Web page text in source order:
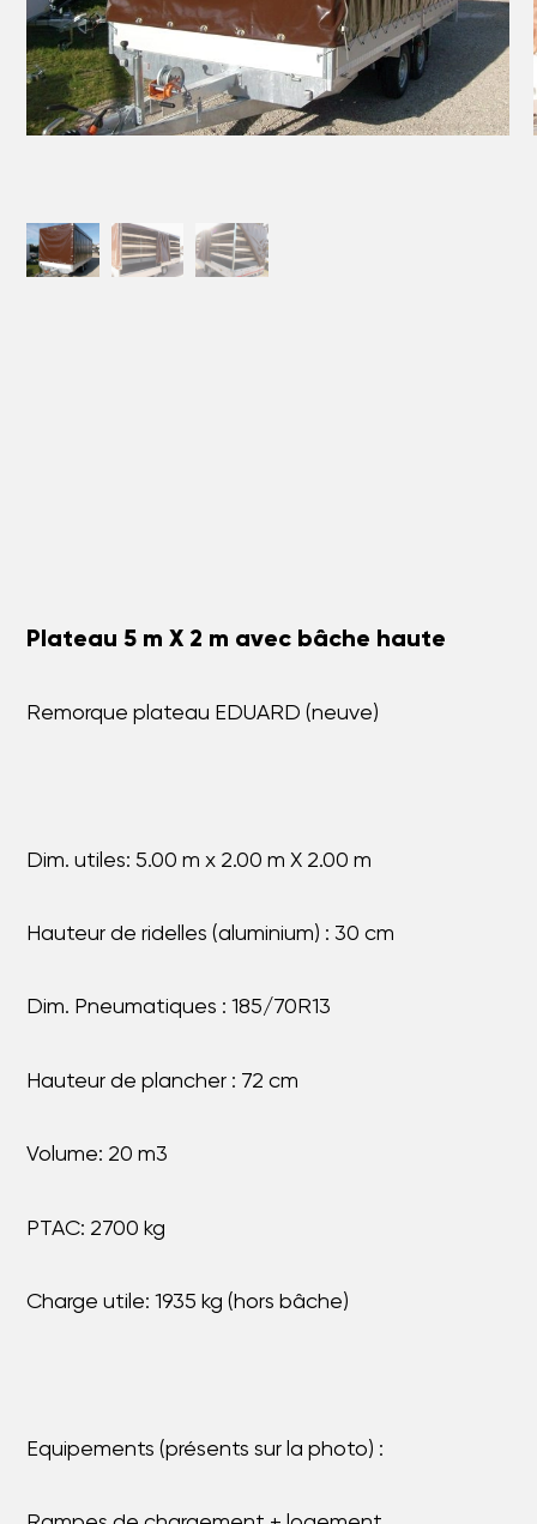
Plateau 5 m X 2 m avec bâche haute
Remorque plateau EDUARD (neuve)
Dim. utiles: 5.00 m x 2.00 m X 2.00 m
Hauteur de ridelles (aluminium) : 30 cm
Dim. Pneumatiques : 185/70R13
Hauteur de plancher : 72 cm
Volume: 20 m3
PTAC: 2700 kg
Charge utile: 1935 kg (hors bâche)
Equipements (présents sur la photo) :